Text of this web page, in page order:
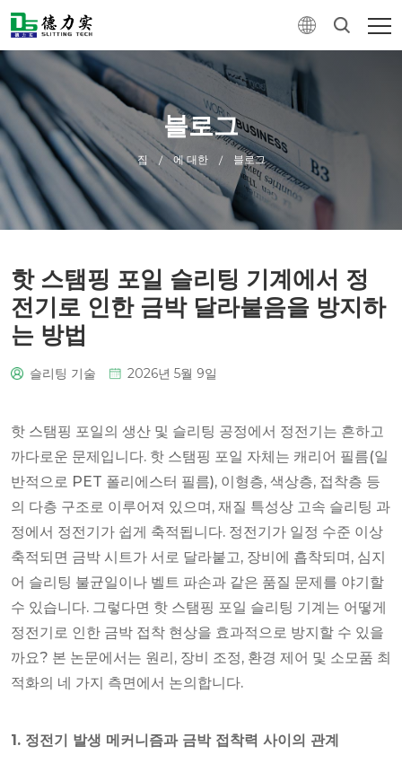
블로그
집 / 에 대한 / 블로그
핫 스탬핑 포일 슬리팅 기계에서 정
전기로 인한 금박 달라붙음을 방지하
는 방법
슬리팅 기술 2026년 5월 9일
핫 스탬핑 포일의 생산 및 슬리팅 공정에서 정전기는 흔하고
까다로운 문제입니다. 핫 스탬핑 포일 자체는 캐리어 필름(일
반적으로 PET 폴리에스터 필름), 이형층, 색상층, 접착층 등
의 다층 구조로 이루어져 있으며, 재질 특성상 고속 슬리팅 과
정에서 정전기가 쉽게 축적됩니다. 정전기가 일정 수준 이상
축적되면 금박 시트가 서로 달라붙고, 장비에 흡착되며, 심지
어 슬리팅 불균일이나 벨트 파손과 같은 품질 문제를 야기할
수 있습니다. 그렇다면 핫 스탬핑 포일 슬리팅 기계는 어떻게
정전기로 인한 금박 접착 현상을 효과적으로 방지할 수 있을
까요? 본 논문에서는 원리, 장비 조정, 환경 제어 및 소모품 최
적화의 네 가지 측면에서 논의합니다.
1. 정전기 발생 메커니즘과 금박 접착력 사이의 관계